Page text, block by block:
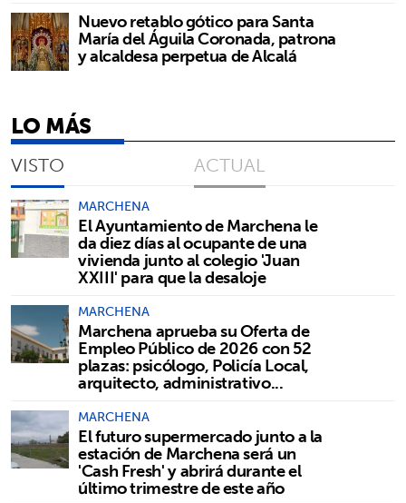
Nuevo retablo gótico para Santa
María del Águila Coronada, patrona
y alcaldesa perpetua de Alcalá
LO MÁS
VISTO ACTUAL
MARCHENA
El Ayuntamiento de Marchena le
da diez días al ocupante de una
vivienda junto al colegio 'Juan
XXIII' para que la desaloje
MARCHENA
Marchena aprueba su Oferta de
Empleo Público de 2026 con 52
plazas: psicólogo, Policía Local,
arquitecto, administrativo...
MARCHENA
El futuro supermercado junto a la
estación de Marchena será un
'Cash Fresh' y abrirá durante el
último trimestre de este año